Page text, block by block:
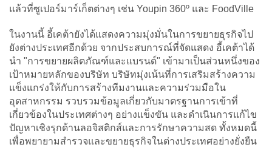
แล้วที่ซูเปอร์มาร์เก็ตต่างๆ เช่น Youpin 360º และ FoodVille
ในงานนี้ อี้เคต้ายังได้แสดงความมุ่งมั่นในการขยายธุรกิจไป
ยังต่างประเทศอีกด้วย จากประสบการณ์ที่จัดแสดง อี้เคต้าได้
นำ "การขยายผลิตภัณฑ์และแบรนด์" เข้ามาเป็นส่วนหนึ่งของ
เป้าหมายหลักของบริษัท บริษัทมุ่งเน้นที่การเสริมสร้างความ
แข็งแกร่งให้กับการสร้างทีมงานและความร่วมมือใน
อุตสาหกรรม รวบรวมข้อมูลเกี่ยวกับมาตรฐานการเข้าที่
เกี่ยวข้องในประเทศต่างๆ อย่างแข็งขัน และดำเนินการแก้ไข
ปัญหาเชิงรุกด้านลอจิสติกส์และการรักษาความสด ทั้งหมดนี้
เพื่อพยายามสำรวจและขยายธุรกิจในต่างประเทศอย่างยั่งยืน